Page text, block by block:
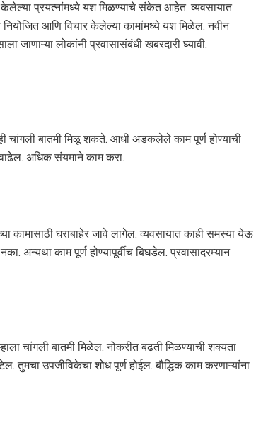
प्रयत्नांमध्ये यश मिळण्याचे संकेत आहेत. व्यवसायात
आणि विचार केलेल्या कामांमध्ये यश मिळेल. नवीन
जाणाऱ्या लोकांनी प्रवासासंबंधी खबरदारी घ्यावी.
चांगली बातमी मिळू शकते. आधी अडकलेले काम पूर्ण होण्याची
अधिक संयमाने काम करा.
कामासाठी घराबाहेर जावे लागेल. व्यवसायात काही समस्या येऊ
अन्यथा काम पूर्ण होण्यापूर्वीच बिघडेल. प्रवासादरम्यान
चांगली बातमी मिळेल. नोकरीत बढती मिळण्याची शक्यता
उपजीविकेचा शोध पूर्ण होईल. बौद्धिक काम करणाऱ्यांना